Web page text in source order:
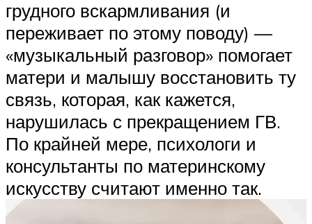
грудного вскармливания (и
переживает по этому поводу) —
«музыкальный разговор» помогает
матери и малышу восстановить ту
связь, которая, как кажется,
нарушилась с прекращением ГВ.
По крайней мере, психологи и
консультанты по материнскому
искусству считают именно так.